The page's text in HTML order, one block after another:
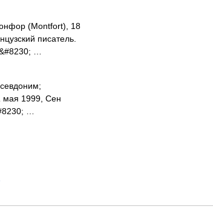
(Montfort), 18
писатель.
…
мая 1999, Сен
…